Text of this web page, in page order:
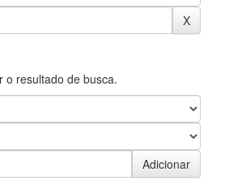
o resultado de busca.